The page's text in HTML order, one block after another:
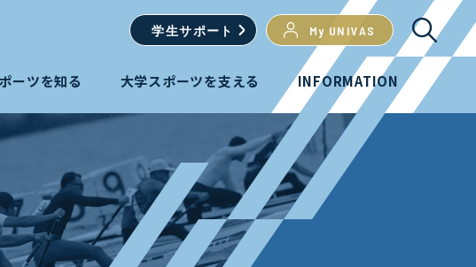
学生サポート My UNIVAS
ーツを知る 大学スポーツを支える INFORMATION